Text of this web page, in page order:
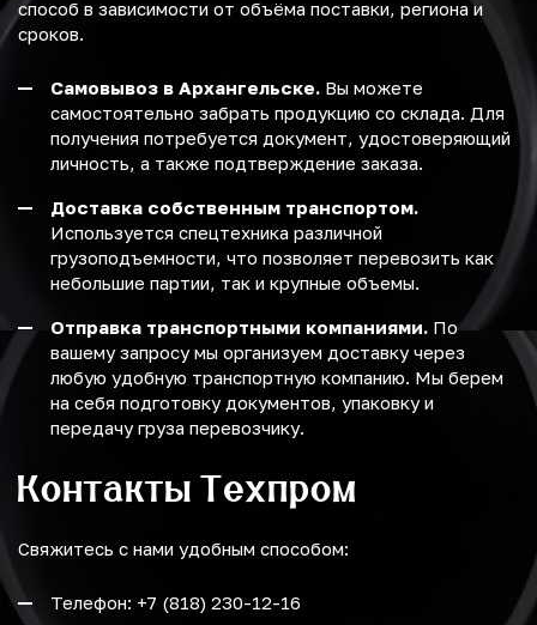
способ в зависимости от объёма поставки, региона и
сроков.
Самовывоз в Архангельске. Вы можете
самостоятельно забрать продукцию со склада. Для
получения потребуется документ, удостоверяющий
личность, а также подтверждение заказа.
Доставка собственным транспортом.
Используется спецтехника различной
грузоподъемности, что позволяет перевозить как
небольшие партии, так и крупные объемы.
Отправка транспортными компаниями. По
вашему запросу мы организуем доставку через
любую удобную транспортную компанию. Мы берем
на себя подготовку документов, упаковку и
передачу груза перевозчику.
Контакты Техпром
Свяжитесь с нами удобным способом:
Телефон: +7 (818) 230-12-16